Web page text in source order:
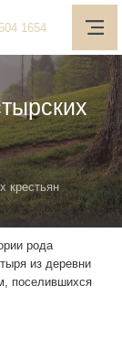
504 1654
крестьян
рода
из деревни
поселившихся